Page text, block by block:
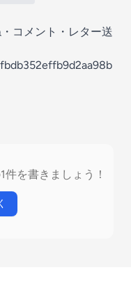
コメント・レター送
を書きましょう！